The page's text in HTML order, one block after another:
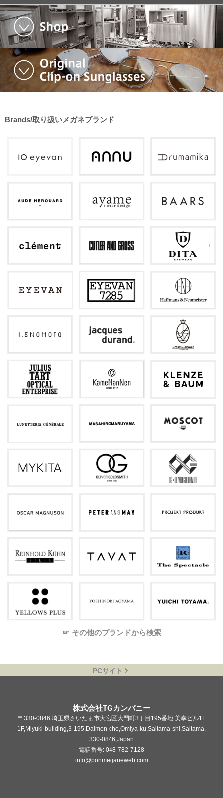
Brands/取り扱いメガネブランド
☞ その他のブランドから検索
PCサイト
株式会社TGカンパニー
〒330-0846 埼玉県さいたま市大宮区大門町3丁目195番地 美幸ビル1F
1F,Miyuki-building,3-195,Daimon-cho,Omiya-ku,Saitama-shi,Saitama,
330-0846,Japan
電話番号: 048-782-7128
info@ponmeganeweb.com